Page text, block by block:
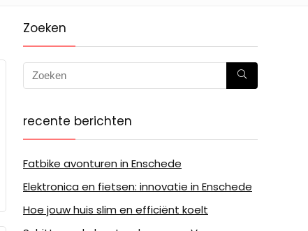
Zoeken
recente berichten
Fatbike avonturen in Enschede
Elektronica en fietsen: innovatie in Enschede
Hoe jouw huis slim en efficiënt koelt